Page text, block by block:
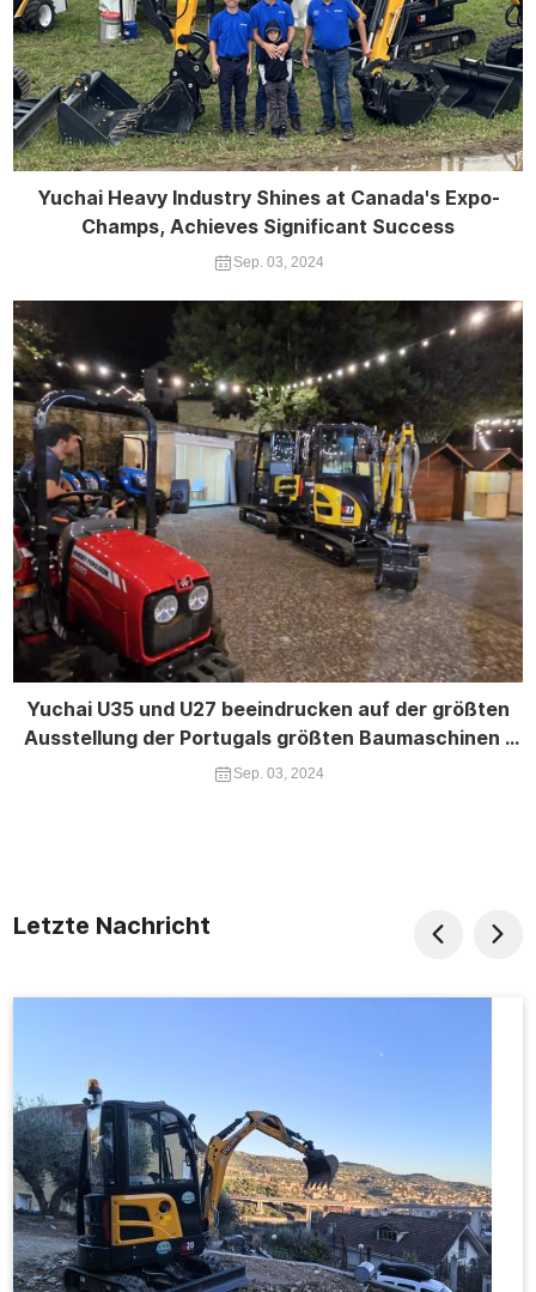
Yuchai Heavy Industry Shines at Canada's Expo-
Champs, Achieves Significant Success
Sep. 03, 2024
Yuchai U35 und U27 beeindrucken auf der größten
Ausstellung der Portugals größten Baumaschinen -
Expo
Sep. 03, 2024
Letzte Nachricht